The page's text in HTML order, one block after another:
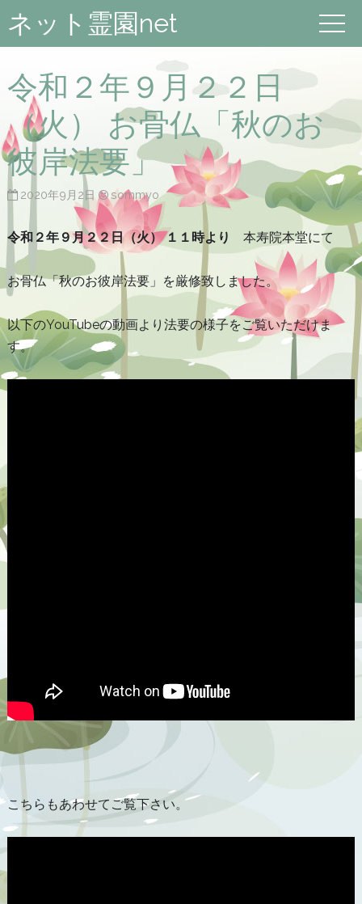
ネット霊園net
令和２年９月２２日
（火） お骨仏「秋のお
彼岸法要」
2020年9月2日 sommyo
令和２年９月２２日（火） １１時より 本寿院本堂にて
お骨仏「秋のお彼岸法要」を厳修致しました。
以下のYouTubeの動画より法要の様子をご覧いただけま
す。
こちらもあわせてご覧下さい。